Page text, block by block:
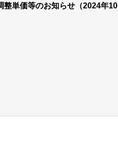
整単価等のお知らせ（2024年10